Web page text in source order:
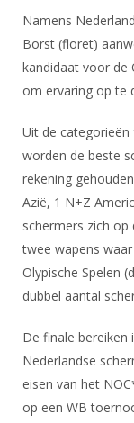
Handleiding
Historie
Commissies
Ereleden
Vacatures
Bondsbureau
Contact
Medewerkers
Samenwerking
Alle Verenigingen
Nieuws
Inschrijven
Reglementen
Materiaal
Rolstoelschermen
Wedstrijdkalender
KNAS Keurmerk
NK's
JPT
JEC
SBT
Talentontwikkeling
Internationale
Internationale
Voor coaches en
Nieuws
Internationale
Opleidingen
Leraar
Voor
Nieuws
Opleidingen
Tuchtzaken
Namens
Borst (floret)
kandidaat voor de
om ervaring op te
Uit de
worden de beste
rekening
Azië, 1 N+Z
schermers zich
twee wapens
Olypische Spelen
dubbel aantal
De finale
Nederlandse
eisen van het
op een WB